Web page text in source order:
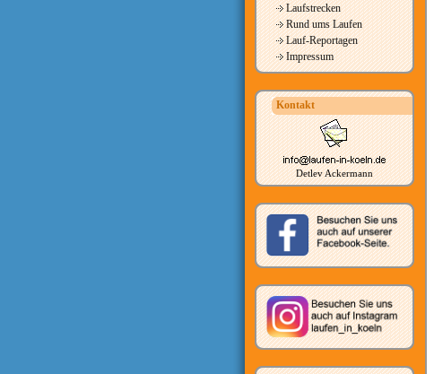
Laufstrecken
Rund ums Laufen
Lauf-Reportagen
Impressum
Kontakt
Detlev Ackermann